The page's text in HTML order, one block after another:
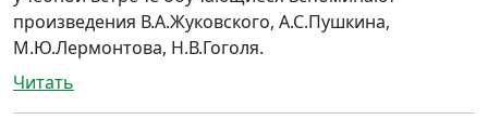
произведения В.А.Жуковского, А.С.Пушкина,
М.Ю.Лермонтова, Н.В.Гоголя.
Читать